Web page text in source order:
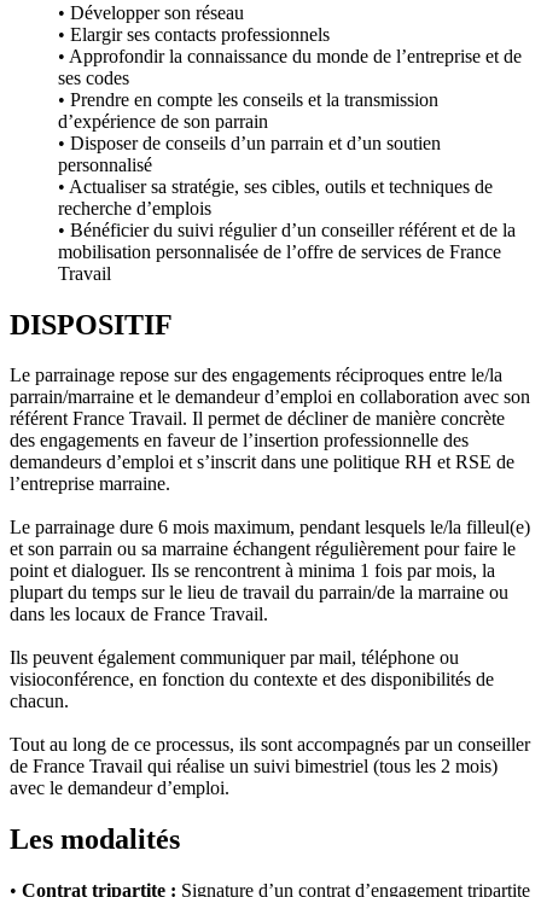
• Développer son réseau
• Elargir ses contacts professionnels
• Approfondir la connaissance du monde de l’entreprise et de
ses codes
• Prendre en compte les conseils et la transmission
d’expérience de son parrain
• Disposer de conseils d’un parrain et d’un soutien
personnalisé
• Actualiser sa stratégie, ses cibles, outils et techniques de
recherche d’emplois
• Bénéficier du suivi régulier d’un conseiller référent et de la
mobilisation personnalisée de l’offre de services de France
Travail
DISPOSITIF
Le parrainage repose sur des engagements réciproques entre le/la
parrain/marraine et le demandeur d’emploi en collaboration avec son
référent France Travail. Il permet de décliner de manière concrète
des engagements en faveur de l’insertion professionnelle des
demandeurs d’emploi et s’inscrit dans une politique RH et RSE de
l’entreprise marraine.
Le parrainage dure 6 mois maximum, pendant lesquels le/la filleul(e)
et son parrain ou sa marraine échangent régulièrement pour faire le
point et dialoguer. Ils se rencontrent à minima 1 fois par mois, la
plupart du temps sur le lieu de travail du parrain/de la marraine ou
dans les locaux de France Travail.
Ils peuvent également communiquer par mail, téléphone ou
visioconférence, en fonction du contexte et des disponibilités de
chacun.
Tout au long de ce processus, ils sont accompagnés par un conseiller
de France Travail qui réalise un suivi bimestriel (tous les 2 mois)
avec le demandeur d’emploi.
Les modalités
• Contrat tripartite : Signature d’un contrat d’engagement tripartite